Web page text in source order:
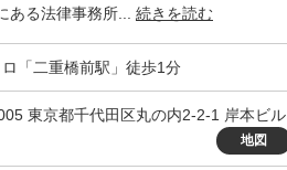
ある法律事務所... 続きを読む
「二重橋前駅」徒歩1分
東京都千代田区丸の内2-2-1 岸本ビル
地図